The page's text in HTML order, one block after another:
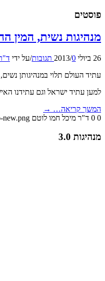
פוסטים
מנהיגות נשית, המין
26 ביולי 2013 /0 תגובות /על ידי
עתיד העולם תלוי במנהיגותן
למען עתיד ישראל וגם עתידנו
המשך קריאה… →
0
0 ד"ר מיכל חמו לוטם new.png
מנהיגות 3.0